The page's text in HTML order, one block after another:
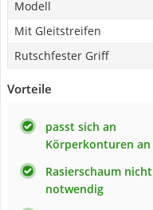
Modell
Mit Gleitstreifen
Rutschfester Griff
Vorteile
passt sich an
Körperkonturen an
Rasierschaum nicht
notwendig